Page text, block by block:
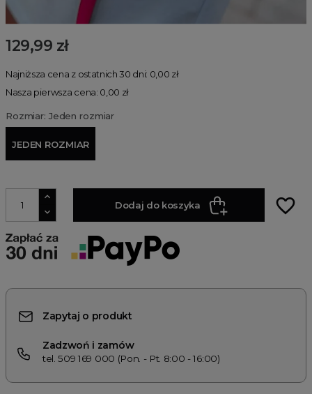
129,99 zł
Najniższa cena z ostatnich 30 dni: 0,00 zł
Nasza pierwsza cena: 0,00 zł
Rozmiar: Jeden rozmiar
JEDEN ROZMIAR
Dodaj do koszyka favorite_border
Zapytaj o produkt
Zadzwoń i zamów
tel. 509 169 000 (Pon. - Pt. 8:00 - 16:00)